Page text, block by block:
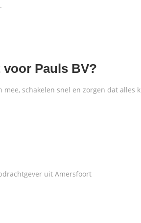
Pauls BV?
schakelen snel en zorgen dat alles
uit Amersfoort